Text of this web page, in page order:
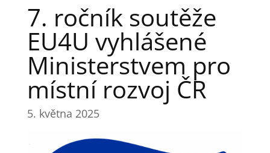
7. ročník soutěže
EU4U vyhlášené
Ministerstvem pro
místní rozvoj ČR
5. května 2025